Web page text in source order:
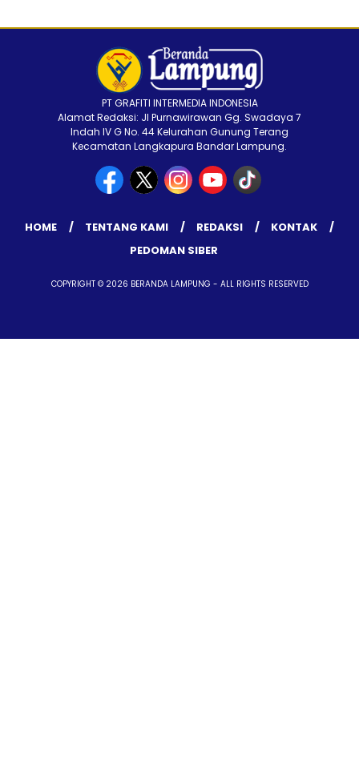
PT GRAFITI INTERMEDIA INDONESIA
Alamat Redaksi: Jl Purnawirawan Gg. Swadaya 7
Indah IV G No. 44 Kelurahan Gunung Terang
Kecamatan Langkapura Bandar Lampung.
HOME TENTANG KAMI REDAKSI
KONTAK
PEDOMAN SIBER
COPYRIGHT © 2026 BERANDA LAMPUNG - ALL RIGHTS RESERVED